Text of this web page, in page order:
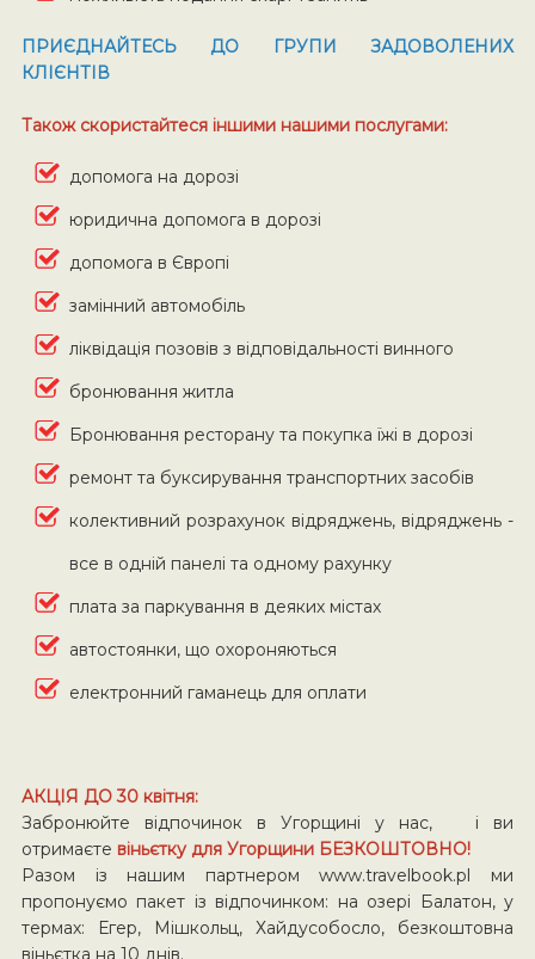
ПРИЄДНАЙТЕСЬ ДО ГРУПИ ЗАДОВОЛЕНИХ
КЛІЄНТІВ
Також скористайтеся іншими нашими послугами:
допомога на дорозі
юридична допомога в дорозі
допомога в Європі
замінний автомобіль
ліквідація позовів з відповідальності винного
бронювання житла
Бронювання ресторану та покупка їжі в дорозі
ремонт та буксирування транспортних засобів
колективний розрахунок відряджень, відряджень -
все в одній панелі та одному рахунку
плата за паркування в деяких містах
автостоянки, що охороняються
електронний гаманець для оплати
АКЦІЯ ДО 30 квітня:
Забронюйте відпочинок в Угорщині у нас, і ви
отримаєте віньєтку для Угорщини БЕЗКОШТОВНО!
Разом із нашим партнером www.travelbook.pl ми
пропонуємо пакет із відпочинком: на озері Балатон, у
термах: Егер, Мішкольц, Хайдусобосло, безкоштовна
віньєтка на 10 днів.